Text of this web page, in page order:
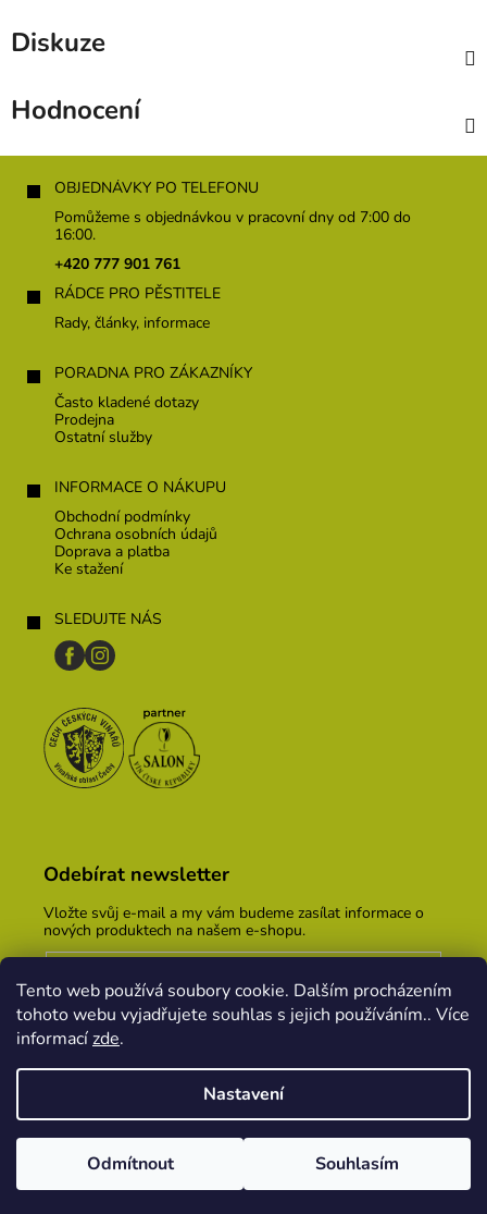
Tento web používá soubory cookie. Dalším procházením
tohoto webu vyjadřujete souhlas s jejich používáním.. Více
informacízde.
Nastavení
Odmítnout Souhlasím
Diskuze
Hodnocení
OBJEDNÁVKY PO TELEFONU
Pomůžeme s objednávkou v pracovní dny od 7:00 do
16:00.
+420 777 901 761
RÁDCE PRO PĚSTITELE
Rady, články, informace
PORADNA PRO ZÁKAZNÍKY
Často kladené dotazy
Prodejna
Ostatní služby
INFORMACE O NÁKUPU
Obchodní podmínky
Ochrana osobních údajů
Doprava a platba
Ke stažení
SLEDUJTE NÁS
Odebírat newsletter
Vložte svůj e-mail a my vám budeme zasílat informace o
nových produktech na našem e-shopu.
Vložením e-mailu souhlasíte spodmínkami ochrany
osobních údajů
PŘIHLÁSIT SE
Vytvořil Shoptet
PekneWeby
práva vyhrazena.